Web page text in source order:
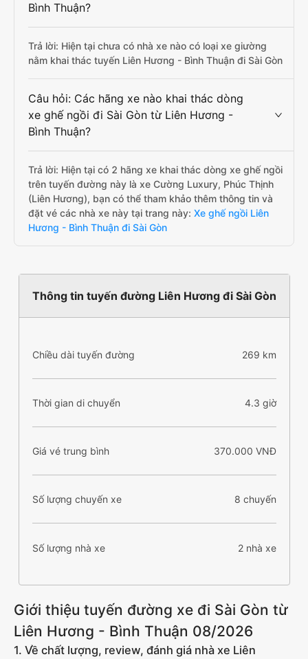
Bình Thuận?
Trả lời: Hiện tại chưa có nhà xe nào có loại xe giường
nằm khai thác tuyến Liên Hương - Bình Thuận đi Sài Gòn
Câu hỏi: Các hãng xe nào khai thác dòng
xe ghế ngồi đi Sài Gòn từ Liên Hương -
Bình Thuận?
Trả lời: Hiện tại có 2 hãng xe khai thác dòng xe ghế ngồi
trên tuyến đường này là xe Cường Luxury, Phúc Thịnh
(Liên Hương), bạn có thể tham khảo thêm thông tin và
đặt vé các nhà xe này tại trang này: Xe ghế ngồi Liên
Hương - Bình Thuận đi Sài Gòn
Thông tin tuyến đường Liên Hương đi Sài Gòn
Chiều dài tuyến đường 269 km
Thời gian di chuyển 4.3 giờ
Giá vé trung bình 370.000 VNĐ
Số lượng chuyến xe 8 chuyến
Số lượng nhà xe 2 nhà xe
Giới thiệu tuyến đường xe đi Sài Gòn từ
Liên Hương - Bình Thuận 08/2026
1. Về chất lượng, review, đánh giá nhà xe Liên